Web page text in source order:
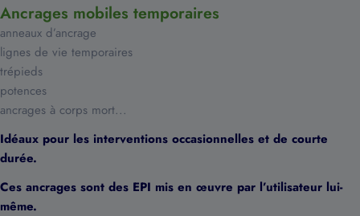
Ancrages mobiles temporaires
anneaux d’ancrage
lignes de vie temporaires
trépieds
potences
ancrages à corps mort...
Idéaux pour les interventions occasionnelles et de courte
durée.
Ces ancrages sont des EPI mis en œuvre par l’utilisateur lui-
même.